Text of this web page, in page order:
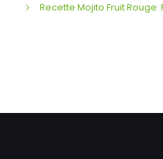
Recette Mojito Fruit